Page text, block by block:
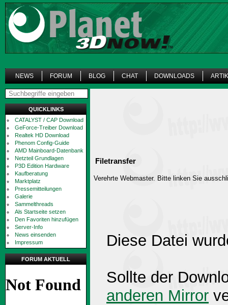
NEWS FORUM BLOG CHAT DOWNLOADS
QUICKLINKS
CATALYST / CAP Download
GeForce-Treiber Download
Realtek HD Download
Phenom Config-Guide
AMD Mainboard-Datenbank
Netzteil Grundlagen
P3D Edition Hardware
Kaufberatung
Marktplatz
Pressemitteilungen
Galerie
Sammelthreads
Als Startseite setzen
Den Favoriten hinzufügen
Server-Info
News einsenden
Impressum
FORUM AKTUELL
Filetransfer
Verehrte Webmaster. Bitte linken Sie
Diese Datei
Sollte der
anderen Mirror